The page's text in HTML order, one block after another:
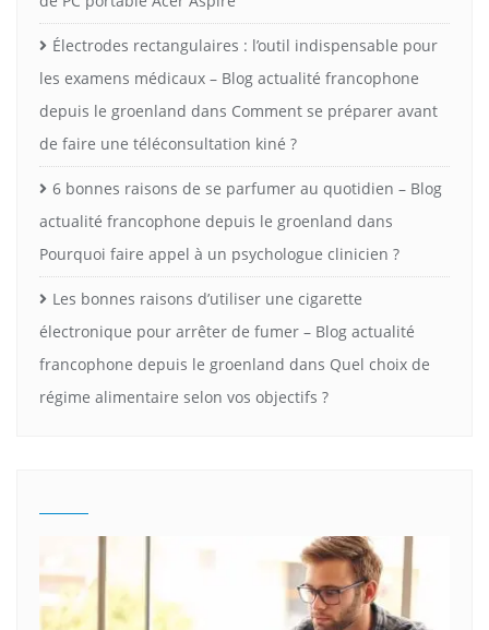
Électrodes rectangulaires : l’outil indispensable pour
les examens médicaux – Blog actualité francophone
depuis le groenland dans Comment se préparer avant
de faire une téléconsultation kiné ?
6 bonnes raisons de se parfumer au quotidien – Blog
actualité francophone depuis le groenland dans
Pourquoi faire appel à un psychologue clinicien ?
Les bonnes raisons d’utiliser une cigarette
électronique pour arrêter de fumer – Blog actualité
francophone depuis le groenland dans Quel choix de
régime alimentaire selon vos objectifs ?